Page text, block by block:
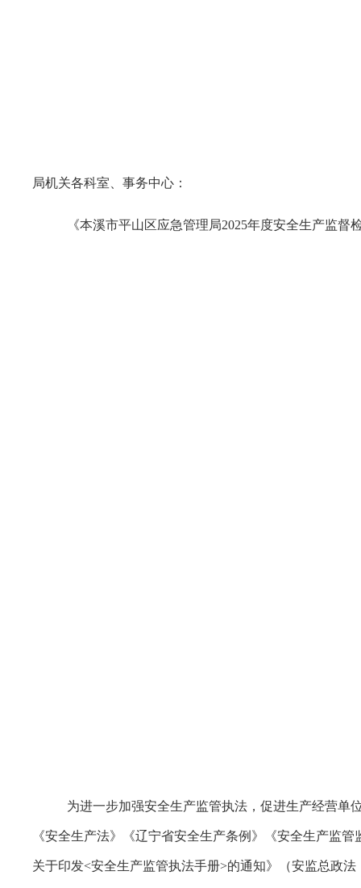
局机关各科室、事务中心：
《本溪市平山区应急管理局2025年度安全生产监
为进一步加强安全生产监管执法，促进生产经营单
《安全生产法》《辽宁省安全生产条例》《安全生产监
关于印发<安全生产监管执法手册>的通知》（安监总政